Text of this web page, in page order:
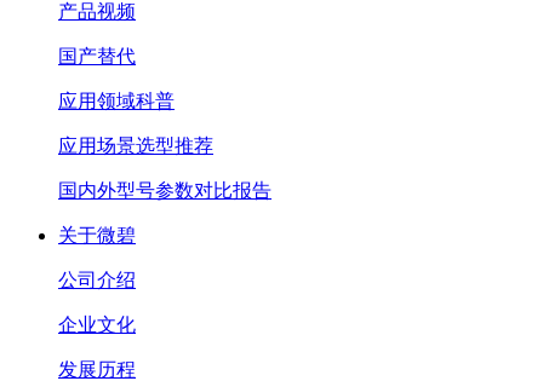
产品视频
国产替代
应用领域科普
应用场景选型推荐
国内外型号参数对比报告
关于微碧
公司介绍
企业文化
发展历程